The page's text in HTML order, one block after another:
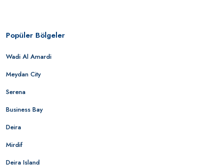
Popüler Bölgeler
Wadi Al Amardi
Meydan City
Serena
Business Bay
Deira
Mirdif
Deira Island